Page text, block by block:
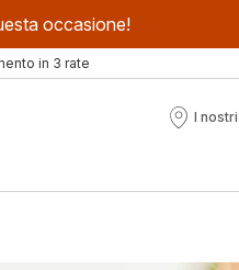
occasione!
in 3 rate
I
I